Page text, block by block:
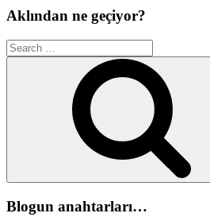
Aklından ne geçiyor?
Search
for:
Blogun anahtarları…